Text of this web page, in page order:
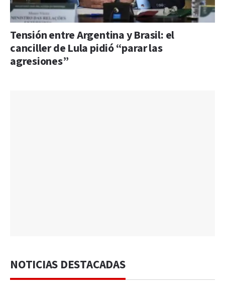
Tensión entre Argentina y Brasil: el
canciller de Lula pidió “parar las
agresiones”
NOTICIAS DESTACADAS